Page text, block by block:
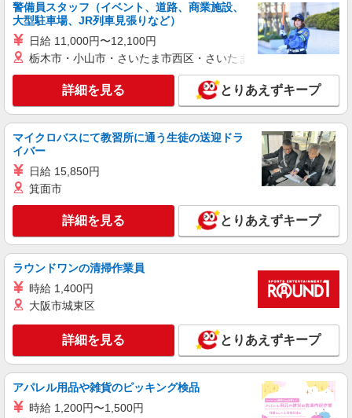
派遣社員
株式会社kotrio /●NR-H-2068624
御所市のデイサービス♪日勤のみ！残業ゼロで
趣味も満喫
時給1500円〜2125円 ＜日払い有/週払い有/交
通費全支給(ガソリン代含む)＞
御所市｜御所駅⇒徒歩6分
詳細を見る
派遣社員
株式会社kotrio /●NR-H-1881999
御所駅★ゆったりサ高住スタッフ★清掃/見回
りなど◎日払いOK
時給1500円〜2125円 ＜日払い有/週払い有/交
通費全支給(ガソリン代含む)＞
キープ 詳細を見る
御所市★未経験OKの人間関係に悩まない職場
へ★サ高住スタッフ
警備員スタッフ（イベント、道路、商業施設、
大型駐車場、JR列車見張りなど）
日給 11,000円〜12,100円
栃木市・小山市・さいたま市西区・さいたま市岩槻区・久喜市・
詳細を見る とりあえずキープ
マイクロバスにて教習所に通う生徒の送迎ドラ
イバー
日給 15,850円
箕面市
詳細を見る とりあえずキープ
ラウンドワンの清掃作業員
時給 1,400円
大阪市城東区
詳細を見る とりあえずキープ
アパレル用品や雑貨のピッキング検品
時給 1,200円〜1,500円